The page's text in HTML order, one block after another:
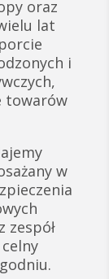
oraz
lat
i
towarów
w
zespół